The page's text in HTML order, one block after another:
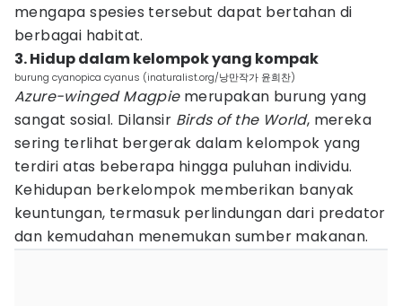
mengapa spesies tersebut dapat bertahan di
berbagai habitat.
3. Hidup dalam kelompok yang kompak
burung cyanopica cyanus (inaturalist.org/낭만작가 윤희찬)
Azure-winged Magpie merupakan burung yang
sangat sosial. Dilansir Birds of the World, mereka
sering terlihat bergerak dalam kelompok yang
terdiri atas beberapa hingga puluhan individu.
Kehidupan berkelompok memberikan banyak
keuntungan, termasuk perlindungan dari predator
dan kemudahan menemukan sumber makanan.